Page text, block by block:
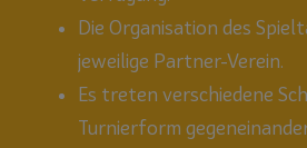
Die Organisation des
jeweilige Partner-Verein.
Es treten verschiedene
Turnierform